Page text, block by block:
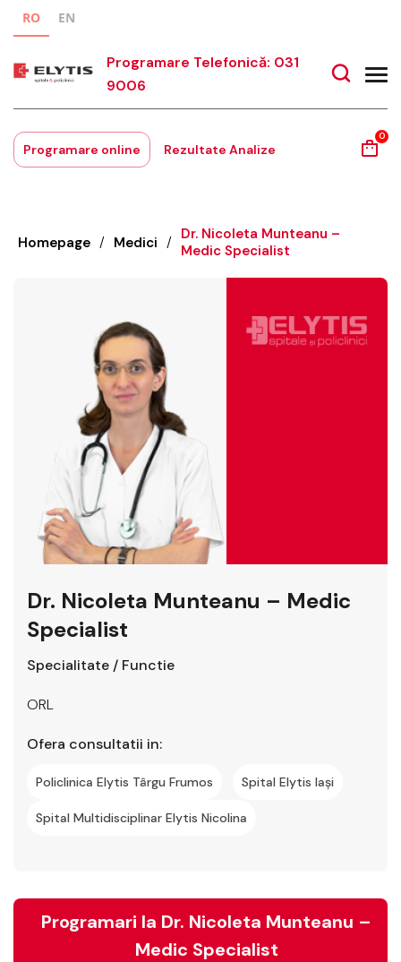
RO EN
Programare Telefonică: 031
9006
Programare online Rezultate Analize
0
Homepage / Medici / Dr. Nicoleta Munteanu –
Medic Specialist
Dr. Nicoleta Munteanu – Medic
Specialist
Specialitate / Functie
ORL
Ofera consultatii in:
Policlinica Elytis Târgu Frumos Spital Elytis Iași
Spital Multidisciplinar Elytis Nicolina
Programari la Dr. Nicoleta Munteanu –
Medic Specialist